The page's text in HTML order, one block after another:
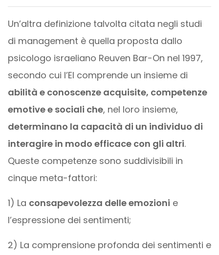
Un’altra definizione talvolta citata negli studi
di management è quella proposta dallo
psicologo israeliano Reuven Bar-On nel 1997,
secondo cui l’EI comprende un insieme di
abilità e conoscenze acquisite, competenze
emotive e sociali che, nel loro insieme,
determinano la capacità di un individuo di
interagire in modo efficace con gli altri.
Queste competenze sono suddivisibili in
cinque meta-fattori:
1) La consapevolezza delle emozioni e
l’espressione dei sentimenti;
2) La comprensione profonda dei sentimenti e